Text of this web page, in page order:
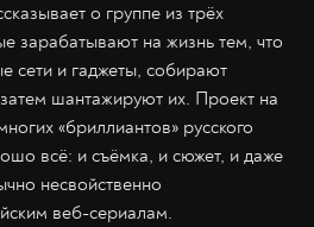
о группе из трёх
зарабатывают на жизнь тем, что
сети и гаджеты, собирают
шантажируют их. Проект на
«бриллиантов» русского
всё: и съёмка, и сюжет, и даже
несвойственно
веб-сериалам.